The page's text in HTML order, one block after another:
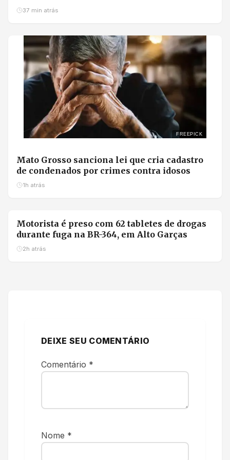
37 min atrás
FREEPICK
Mato Grosso sanciona lei que cria cadastro
de condenados por crimes contra idosos
1h atrás
Motorista é preso com 62 tabletes de drogas
durante fuga na BR-364, em Alto Garças
2h atrás
DEIXE SEU COMENTÁRIO
Comentário *
Nome *